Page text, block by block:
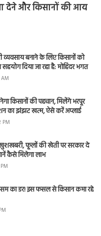
देने और किसानों की आय
व्यवसाय बनाने के लिए किसानों को
दिया जा रहा है: मोहिंदर भगत
AM
किसानों की पहचान, मिलेंगे भरपूर
का झंझट खत्म, ऐसे करें अप्लाई
PM
फूलों की खेती पर सरकार दे
कैसे मिलेगा लाभ
का डर! इस फसल से किसान कमा रहे